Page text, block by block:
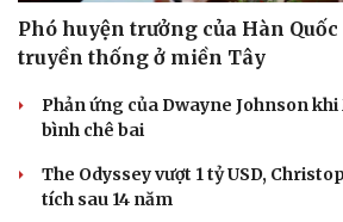
Phó huyện trưởng của Hàn
truyền thống ở miền Tây
Phản ứng của Dwayne Johnson
bình chê bai
The Odyssey vượt 1 tỷ USD,
tích sau 14 năm